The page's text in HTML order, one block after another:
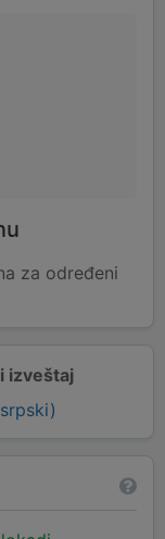
izveštaj
za određeni